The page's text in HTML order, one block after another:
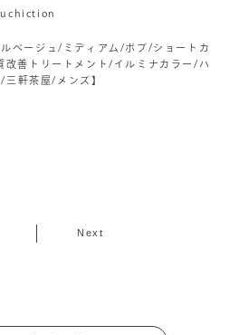
ルベージュ/ミディアム/ボブ/ショートカ
改善トリートメント/イルミナカラー/ハ
軒茶屋/メンズ】
Next